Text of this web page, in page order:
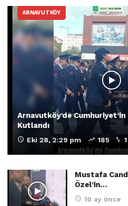
ARNAVUTKÖY
Arnavutköy’de Cumhuriyet’in
Kutlandı
Eki 28, 2:29 pm 185 1
Mustafa
Özel’in…
10 ay önce